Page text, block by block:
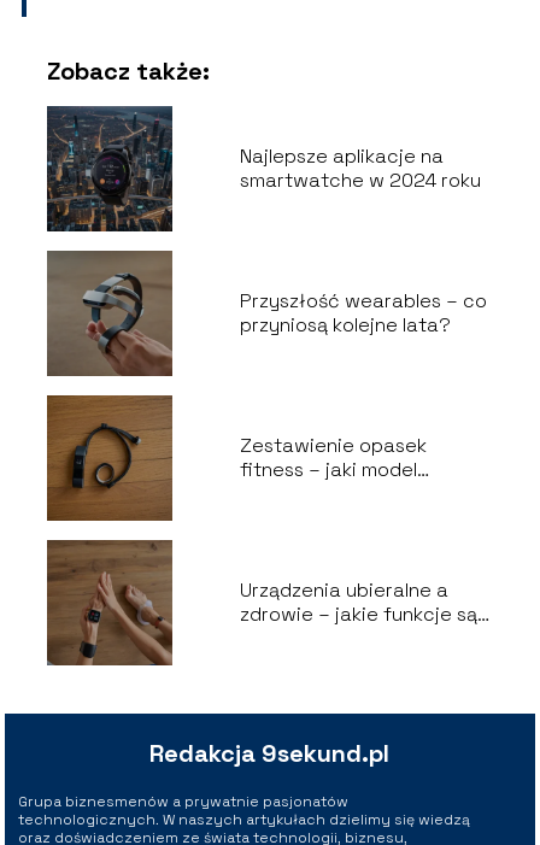
Zobacz także:
Najlepsze aplikacje na
smartwatche w 2024 roku
Przyszłość wearables – co
przyniosą kolejne lata?
Zestawienie opasek
fitness – jaki model
Urządzenia ubieralne a
zdrowie – jakie funkcje są
Redakcja 9sekund.pl
Grupa biznesmenów a prywatnie pasjonatów
technologicznych. W naszych artykułach dzielimy się wiedzą
oraz doświadczeniem ze świata technologii, biznesu,